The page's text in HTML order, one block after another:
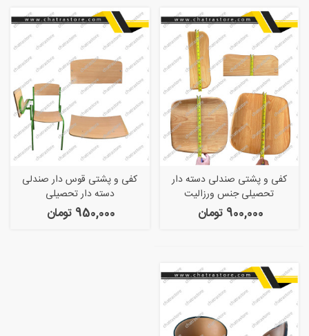
کفی و پشتی صندلی دسته دار
تحصیلی جنس ورزالیت
900,000 تومان
کفی و پشتی قوس دار صندلی
دسته دار تحصیلی
950,000 تومان